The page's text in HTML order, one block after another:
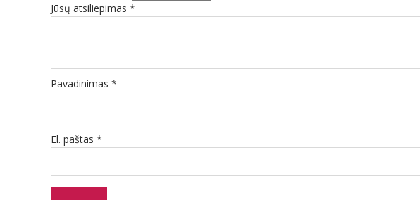
Jūsų atsiliepimas *
Pavadinimas *
El. paštas *